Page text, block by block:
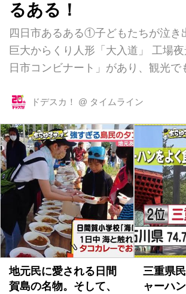
るある！
四日市あるある①子どもたちが泣き
巨大からくり人形「大入道」 工場
日市コンビナート」があり、観光で
でも、津市や名古屋市を抑え、見事
の「あらゆるサーチ」では、三重県
あるを調査してきました。 さっそ
皆さんに、地元あるあるを聞いたと
小さい子が見ると必ず泣く「大入道
う）」というからくり人形があるこ
「お祭りで大入道を見て大泣きし
すよ」 四日市の子ども達を恐怖の
巨大...
ドデスカ！ @ タイムライン
地元民に愛される日間
賀島の名物。そして、
三重県
ャーハ